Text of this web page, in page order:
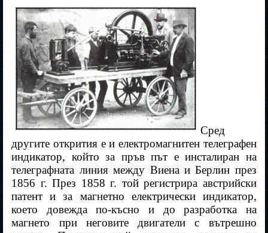
Сред
другите открития е и електромагнитен телеграфен
индикатор, който за пръв път е инсталиран на
телеграфната линия между Виена и Берлин през
1856 г. През 1858 г. той регистрира австрийски
патент и за магнетно електрически индикатор,
което довежда по-късно и до разработка на
магнето при неговите двигатели с вътрешно